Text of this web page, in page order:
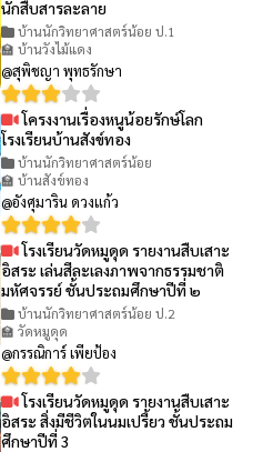
นักสืบสารละลาย
บ้านนักวิทยาศาสตร์น้อย ป.1
🏫 บ้านวังไม้แดง
@สุพิชญา พุทธรักษา
โครงงานเรื่องหนูน้อยรักษ์โลก
โรงเรียนบ้านสังข์ทอง
บ้านนักวิทยาศาสตร์น้อย
🏫 บ้านสังข์ทอง
@อังศุมาริน ดวงแก้ว
โรงเรียนวัดหมูดุด รายงานสืบเสาะ
อิสระ เล่นสีละเลงภาพจากธรรมชาติ
มหัศจรรย์ ชั้นประถมศึกษาปีที่ ๒
บ้านนักวิทยาศาสตร์น้อย ป.2
🏫 วัดหมูดุด
@กรรณิการ์ เพียป้อง
โรงเรียนวัดหมูดุด รายงานสืบเสาะ
อิสระ สิ่งมีชีวิตในนมเปรี้ยว ชั้นประถม
ศึกษาปีที่ 3